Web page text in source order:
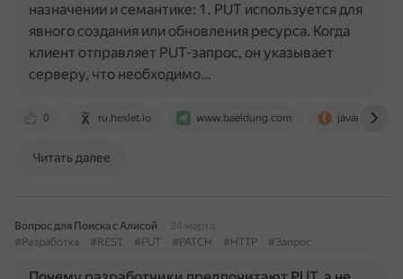
0 ru.hexlet.io www.baeldung.com javarush.com
назначении и семантике: 1. PUT используется для
явного создания или обновления ресурса. Когда
клиент отправляет PUT-запрос, он указывает
серверу, что необходимо…
Читать далее
Вопрос для Поиска с Алисой
24 марта
#Разработка
#REST #PUT #PATCH #HTTP #Запрос